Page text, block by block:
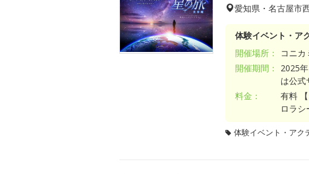
愛知県・名古屋市
体験イベント・ア
開催場所：
コニ
開催期間：
2025
は公式
料金：
有料
ロラ
体験イベント・アク